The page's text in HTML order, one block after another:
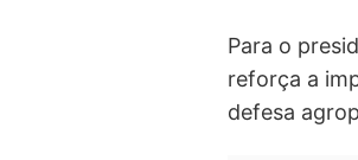
Para o
reforça a
defesa